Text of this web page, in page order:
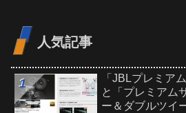
人気記事
「JBLプレミア
と「プレミアム
ー＆ダブルツイ